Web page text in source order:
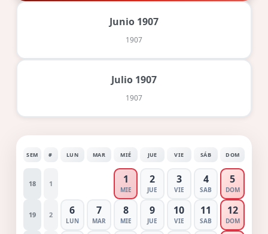
Junio 1907
1907
Julio 1907
1907
SEM # LUN MAR MIÉ JUE VIE SÁB DOM
18 1 1
MIE
2
JUE
3
VIE
4
SAB
5
DOM
19 2 6
LUN
7
MAR
8
MIE
9
JUE
10
VIE
11
SAB
12
DOM